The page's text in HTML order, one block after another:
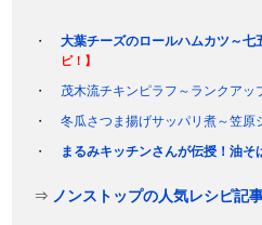
大葉チーズのロールハムカツ～七
ピ！】
茂木流チキンピラフ～ランクアッ
冬瓜さつま揚げサッパリ煮～笠原
まるみキッチンさんが伝授！油そ
⇒ ノンストップの人気レシピ記